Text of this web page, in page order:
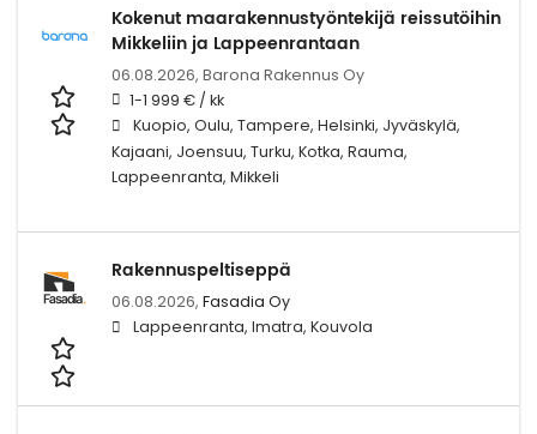
Kokenut maarakennustyöntekijä reissutöihin
Mikkeliin ja Lappeenrantaan
06.08.2026, Barona Rakennus Oy
1-1 999 € / kk
Kuopio, Oulu, Tampere, Helsinki, Jyväskylä,
Kajaani, Joensuu, Turku, Kotka, Rauma,
Lappeenranta, Mikkeli
Rakennuspeltiseppä
06.08.2026, Fasadia Oy
Lappeenranta, Imatra, Kouvola